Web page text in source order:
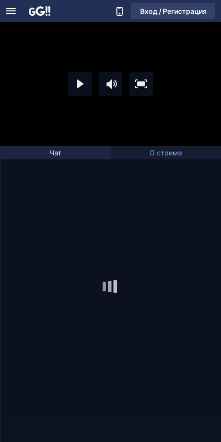
Вход / Регистрация
Чат О стриме